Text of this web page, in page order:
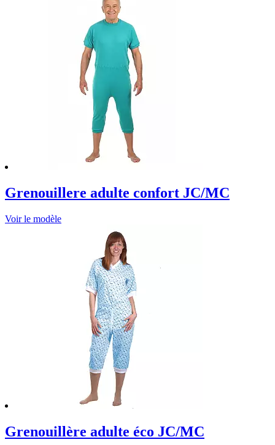
Grenouillere adulte confort JC/MC
Voir le modèle
Grenouillère adulte éco JC/MC